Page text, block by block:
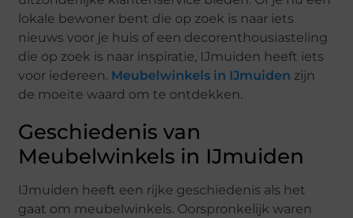
lokale bewoner bent die op zoek is naar iets
nieuws voor je huis of een decorenthousiasteling
die op zoek is naar inspiratie, IJmuiden heeft iets
voor iedereen. Meubelwinkels in IJmuiden zijn
de moeite waard om te ontdekken.
Geschiedenis van
Meubelwinkels in IJmuiden
IJmuiden heeft een rijke geschiedenis als het
gaat om meubelwinkels. Oorspronkelijk waren